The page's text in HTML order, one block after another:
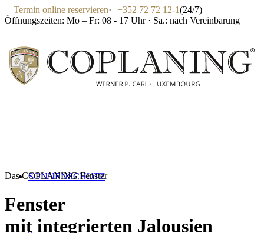
Termin online reservieren· +352 72 72 12-1(24/7)
Öffnungszeiten: Mo – Fr: 08 - 17 Uhr · Sa.: nach Vereinbarung
SONNENSCHUTZ
Das COPLANING Fenster
Fenster
mit integrierten Jalousien